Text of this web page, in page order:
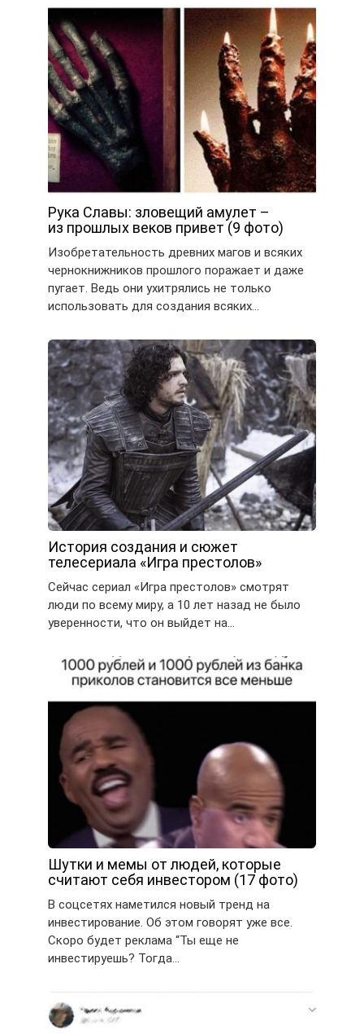
Рука Славы: зловещий амулет –
из прошлых веков привет (9 фото)
Изобретательность древних магов и всяких
чернокнижников прошлого поражает и даже
пугает. Ведь они ухитрялись не только
использовать для создания всяких…
История создания и сюжет
телесериала «Игра престолов»
Сейчас сериал «Игра престолов» смотрят
люди по всему миру, а 10 лет назад не было
уверенности, что он выйдет на…
Шутки и мемы от людей, которые
считают себя инвестором (17 фото)
В соцсетях наметился новый тренд на
инвестирование. Об этом говорят уже все.
Скоро будет реклама “Ты еще не
инвестируешь? Тогда…